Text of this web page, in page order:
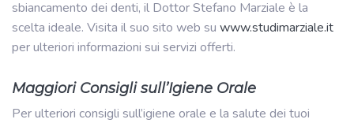
sbiancamento dei denti, il Dottor Stefano Marziale è la
scelta ideale. Visita il suo sito web su www.studimarziale.it
per ulteriori informazioni sui servizi offerti.
Maggiori Consigli sull’Igiene Orale
Per ulteriori consigli sull’igiene orale e la salute dei tuoi